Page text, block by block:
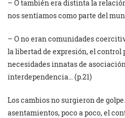
– O también era distinta la
nos sentíamos como parte del
– O no eran comunidades
la libertad de expresión, el control
necesidades innatas de
interdependencia… (p.21)
Los cambios no surgieron de
asentamientos, poco a poco, el